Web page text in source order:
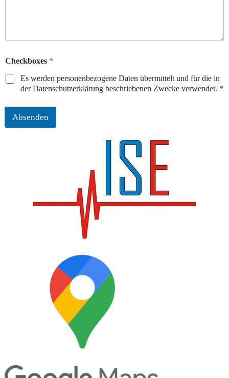
Checkboxes *
Es werden personenbezogene Daten übermittelt und für die in
der Datenschutzerklärung beschriebenen Zwecke verwendet. *
Absenden